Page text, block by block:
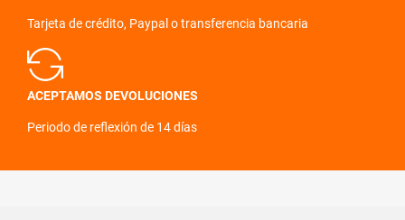
Tarjeta de crédito, Paypal o transferencia bancaria
ACEPTAMOS DEVOLUCIONES
Periodo de reflexión de 14 días